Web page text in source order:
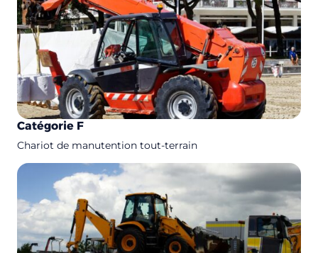
Catégorie F
Chariot de manutention tout-terrain